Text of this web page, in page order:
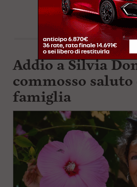
Addio a Silvia
commosso
famiglia